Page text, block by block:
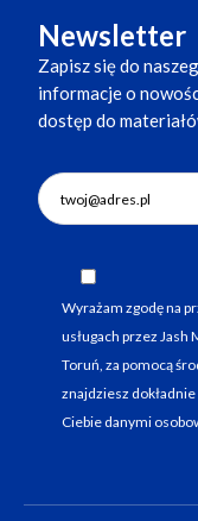
Newsletter
Zapisz się do
informacje o
dostęp do
Wyrażam zgodę na
usługach przez Jash
Toruń, za pomocą
znajdziesz
Ciebie danymi